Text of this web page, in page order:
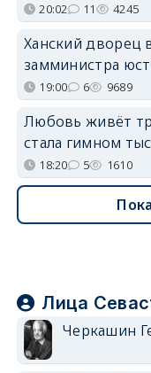
20:02 11 4245
Ханский дворец
замминистра
19:00 6 9689
Любовь живёт
стала гимном
18:20 5 1610
Лица
Черкашин